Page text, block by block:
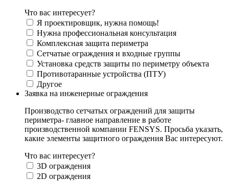
Что вас интересует?
Я проектировщик, нужна помощь!
Нужна профессиональная консультация
Комплексная защита периметра
Сетчатые ограждения и входные группы
Установка средств защиты по периметру объекта
Противотаранные устройства (ПТУ)
Другое
Заявка на инженерные ограждения
Производство сетчатых ограждений для защиты
периметра- главное направление в работе
производственной компании FENSYS. Просьба указать,
какие элементы защитного ограждения Вас интересуют.
Что вас интересует?
3D ограждения
2D ограждения